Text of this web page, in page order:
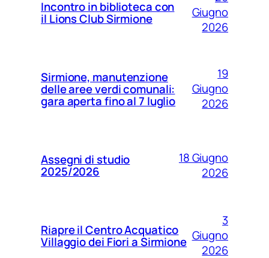
Incontro in biblioteca con
il Lions Club Sirmione
Giugno
2026
Sirmione, manutenzione
delle aree verdi comunali:
gara aperta fino al 7 luglio
19
Giugno
2026
Assegni di studio
2025/2026
18 Giugno
2026
Riapre il Centro Acquatico
Villaggio dei Fiori a Sirmione
3
Giugno
2026